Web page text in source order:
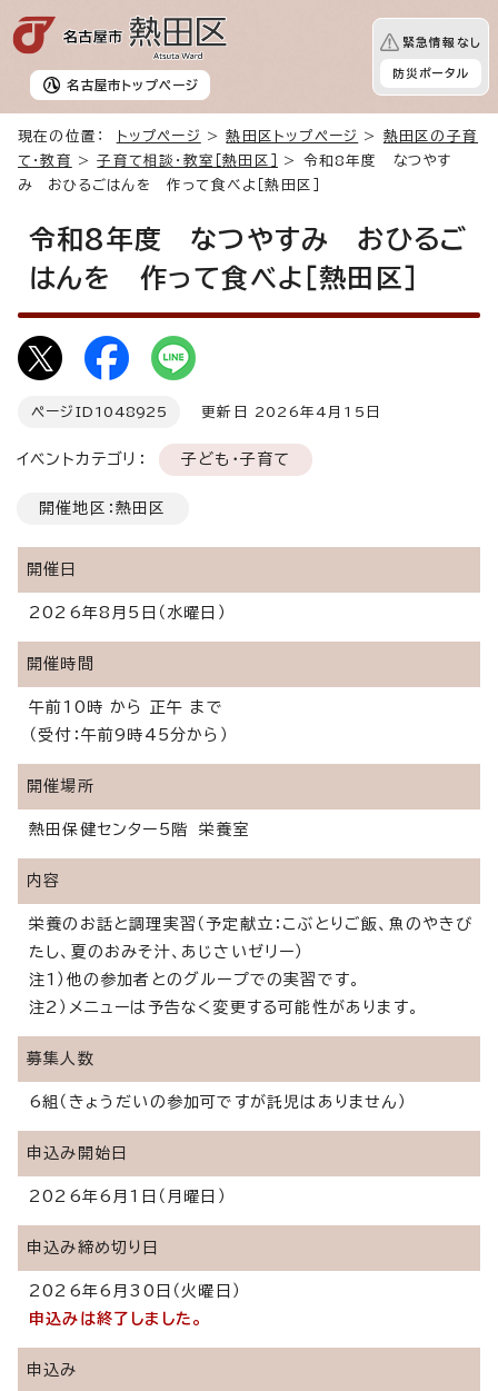
名古屋市 トップページ
緊急情報なし
防災ポータル
現在の位置： トップページ >熱田区トップページ > 熱田区の子育
て・教育
>子育て相談・教室［熱田区］
> 令和8年度 なつやす
み おひるごはんを 作って食べよ［熱田区］
令和8年度 なつやすみ おひるご
はんを 作って食べよ［熱田区］
ページID 1048925 更新日 2026年4月15日
イベントカテゴリ： 子ども・子育て
開催地区：熱田区
開催日
2026年8月5日（水曜日）
開催時間
午前10時 から 正午 まで
（受付：午前9時45分から）
開催場所
熱田保健センター5階 栄養室
内容
栄養のお話と調理実習（予定献立：こぶとりご飯、魚のやきび
たし、夏のおみそ汁、あじさいゼリー）
注1）他の参加者とのグループでの実習です。
注2）メニューは予告なく変更する可能性があります。
募集人数
6組（きょうだいの参加可ですが託児はありません）
申込み開始日
2026年6月1日（月曜日）
申込み締め切り日
2026年6月30日（火曜日）
申込みは終了しました。
申込み